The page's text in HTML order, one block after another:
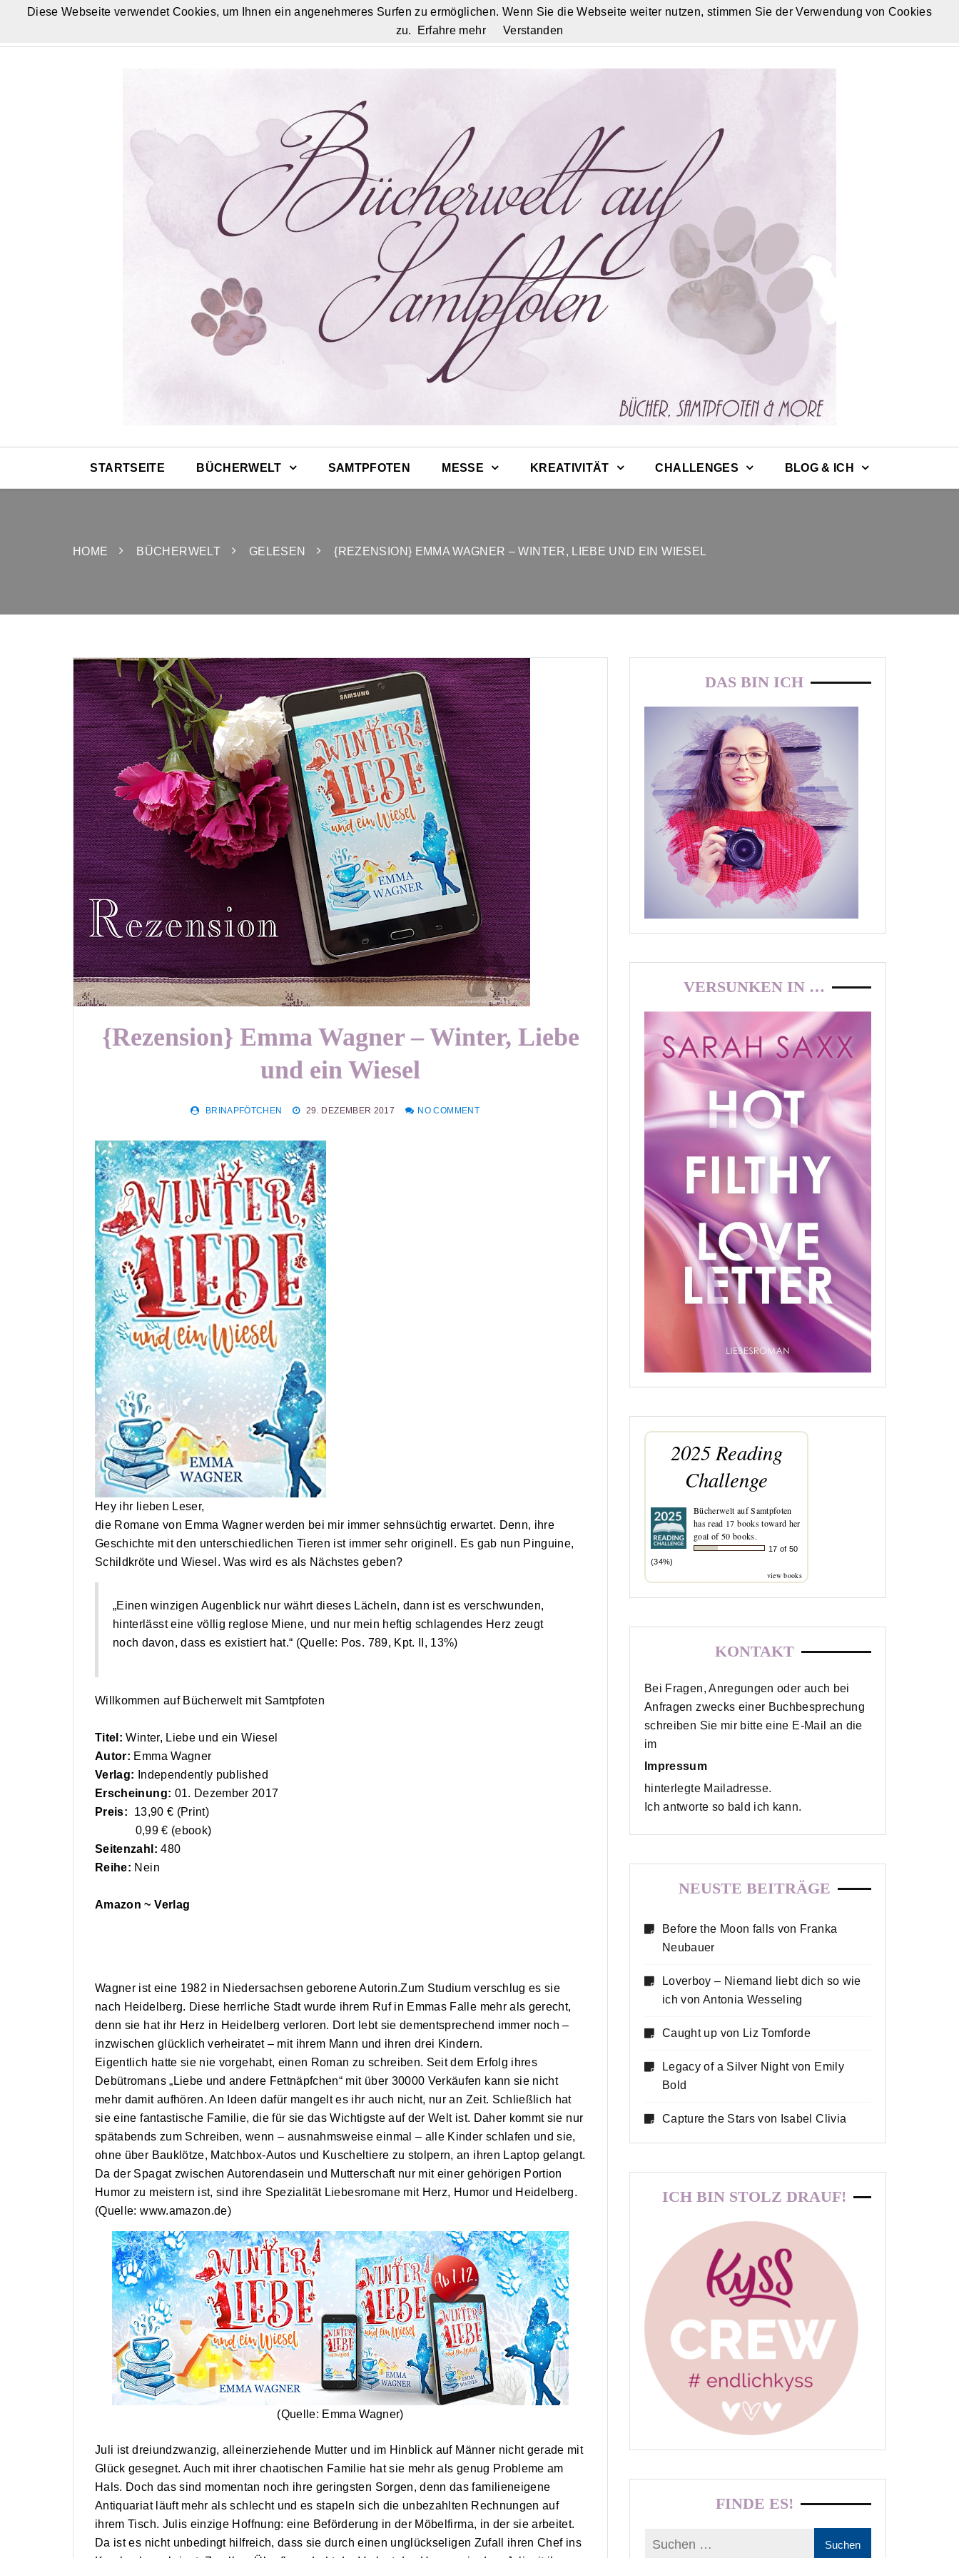
STARTSEITE BÜCHERWELT SAMTPFOTEN MESSE KREATIVITÄT CHALLENGES BLOG & ICH
HOME BÜCHERWELT GELESEN {REZENSION} EMMA WAGNER – WINTER, LIEBE UND EIN WIESEL
{Rezension} Emma Wagner – Winter, Liebe
und ein Wiesel
BRINAPFÖTCHEN 29. DEZEMBER 2017 NO COMMENT
Hey ihr lieben Leser,
die Romane von Emma Wagner werden bei mir immer sehnsüchtig erwartet. Denn, ihre
Geschichte mit den unterschiedlichen Tieren ist immer sehr originell. Es gab nun Pinguine,
Schildkröte und Wiesel. Was wird es als Nächstes geben?
„Einen winzigen Augenblick nur währt dieses Lächeln, dann ist es verschwunden,
hinterlässt eine völlig reglose Miene, und nur mein heftig schlagendes Herz zeugt
noch davon, dass es existiert hat.“ (Quelle: Pos. 789, Kpt. II, 13%)
Willkommen auf Bücherwelt mit Samtpfoten
Titel:Winter, Liebe und ein Wiesel
Autor: Emma Wagner
Verlag:
Independently published
Erscheinung: 01. Dezember 2017
Preis: 13,90 € (Print)
0,99 € (ebook)
Seitenzahl:480
Reihe: Nein
Amazon ~ Verlag
Wagner ist eine 1982 in Niedersachsen geborene Autorin.Zum Studium verschlug es sie
nach Heidelberg. Diese herrliche Stadt wurde ihrem Ruf in Emmas Falle mehr als gerecht,
denn sie hat ihr Herz in Heidelberg verloren. Dort lebt sie dementsprechend immer noch –
inzwischen glücklich verheiratet – mit ihrem Mann und ihren drei Kindern.
Eigentlich hatte sie nie vorgehabt, einen Roman zu schreiben. Seit dem Erfolg ihres
Debütromans „Liebe und andere Fettnäpfchen“ mit über 30000 Verkäufen kann sie nicht
mehr damit aufhören. An Ideen dafür mangelt es ihr auch nicht, nur an Zeit. Schließlich hat
sie eine fantastische Familie, die für sie das Wichtigste auf der Welt ist. Daher kommt sie nur
spätabends zum Schreiben, wenn – ausnahmsweise einmal – alle Kinder schlafen und sie,
ohne über Bauklötze, Matchbox-Autos und Kuscheltiere zu stolpern, an ihren Laptop gelangt.
Da der Spagat zwischen Autorendasein und Mutterschaft nur mit einer gehörigen Portion
Humor zu meistern ist, sind ihre Spezialität Liebesromane mit Herz, Humor und Heidelberg.
(Quelle: www.amazon.de)
(Quelle: Emma Wagner)
Juli ist dreiundzwanzig, alleinerziehende Mutter und im Hinblick auf Männer nicht gerade mit
Glück gesegnet. Auch mit ihrer chaotischen Familie hat sie mehr als genug Probleme am
Hals. Doch das sind momentan noch ihre geringsten Sorgen, denn das familieneigene
Antiquariat läuft mehr als schlecht und es stapeln sich die unbezahlten Rechnungen auf
ihrem Tisch. Julis einzige Hoffnung: eine Beförderung in der Möbelfirma, in der sie arbeitet.
Da ist es nicht unbedingt hilfreich, dass sie durch einen unglückseligen Zufall ihren Chef ins
DAS BIN ICH
VERSUNKEN IN …
2025 Reading
Challenge
Bücherwelt auf Samtpfoten
has read 17 books toward her
goal of 50 books.
17 of 50
(34%)
view books
KONTAKT
Bei Fragen, Anregungen oder auch bei
Anfragen zwecks einer Buchbesprechung
schreiben Sie mir bitte eine E-Mail an die
im
Impressum
hinterlegte Mailadresse.
Ich antworte so bald ich kann.
NEUSTE BEITRÄGE
Before the Moon falls von Franka
Neubauer
Loverboy – Niemand liebt dich so wie
ich von Antonia Wesseling
Caught up von Liz Tomforde
Legacy of a Silver Night von Emily
Bold
Capture the Stars von Isabel Clivia
ICH BIN STOLZ DRAUF!
FINDE ES!
Diese Webseite verwendet Cookies, um Ihnen ein angenehmeres Surfen zu ermöglichen. Wenn Sie die Webseite weiter nutzen, stimmen Sie der Verwendung von Cookies
zu.
Erfahre mehr Verstanden